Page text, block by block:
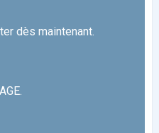
dès maintenant.